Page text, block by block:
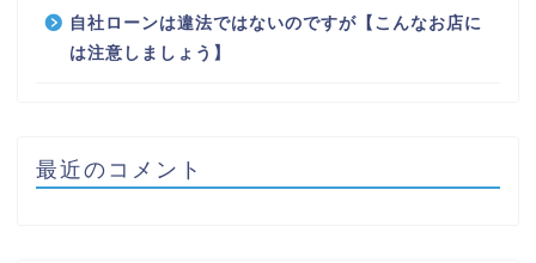
自社ローンは違法ではないのですが【こんなお店に
は注意しましょう】
最近のコメント